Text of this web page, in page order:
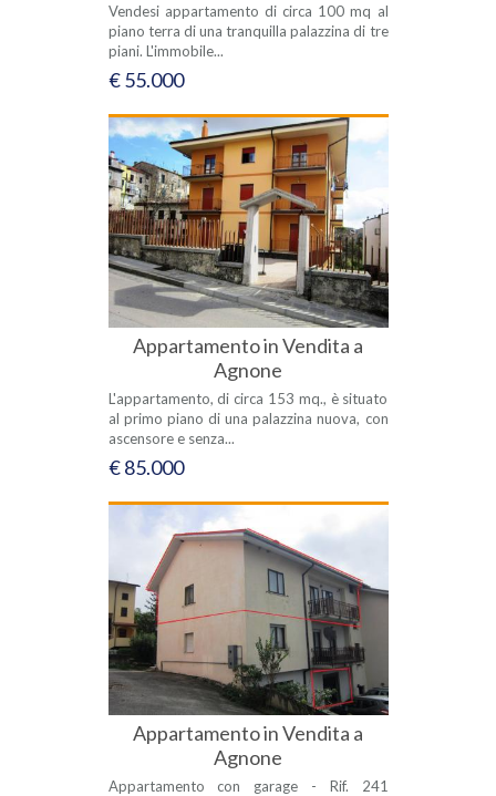
Vendesi appartamento di circa 100 mq al
piano terra di una tranquilla palazzina di tre
piani. L'immobile...
€ 55.000
Appartamento in Vendita a
Agnone
L'appartamento, di circa 153 mq., è situato
al primo piano di una palazzina nuova, con
ascensore e senza...
€ 85.000
Appartamento in Vendita a
Agnone
Appartamento con garage - Rif. 241